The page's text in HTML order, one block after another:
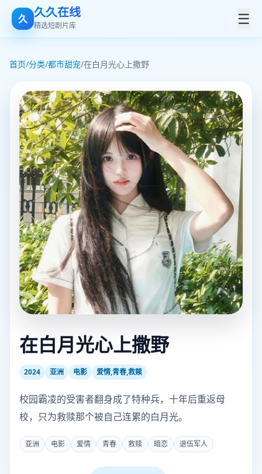
久 久久在线
精选短剧片库 ☰
首页/分类/都市甜宠/在白月光心上撒野
在白月光心上撒野
2024 亚洲 电影 爱情,青春,救赎
校园霸凌的受害者翻身成了特种兵，十年后重返母
校，只为救赎那个被自己连累的白月光。
亚洲 电影 爱情 青春 救赎 暗恋 退伍军人